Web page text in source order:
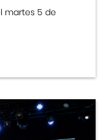
martes 5 de